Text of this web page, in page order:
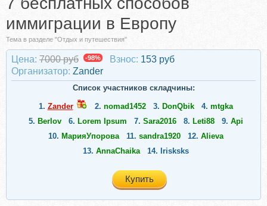
иммиграции в Европу
Тема в разделе "Отдых и путешествия"
Цена: 7000 руб -98% Взнос: 153 руб
Организатор: Zander
Список участников складчины:
1. Zander 2. nomad1452 3. DonQbik 4. mtgka
5. Berlov 6. Lorem Ipsum 7. Sara2016 8. Leti88 9. Api
10. МарияУпорова 11. sandra1920 12. Alieva
13. AnnaChaika 14. Irisksks
Купить